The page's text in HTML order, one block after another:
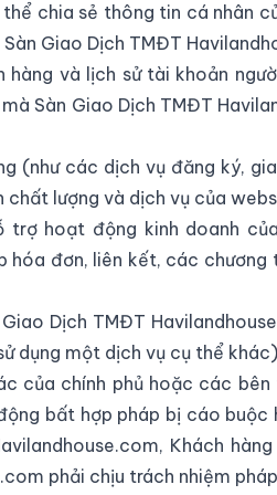
chia sẻ thông tin cá nhân
Giao Dịch TMĐT
và lịch sử tài khoản
Sàn Giao Dịch TMĐT
(như các dịch vụ đăng ký,
lượng và dịch vụ của
hoạt động kinh doanh
đơn, liên kết, các chương
Dịch TMĐT
dụng một dịch vụ cụ thể
của chính phủ hoặc các bên
bất hợp pháp bị cáo
Khách
phải chịu trách nhiệm